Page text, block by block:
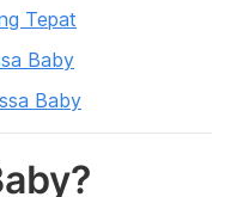
Tepat
Baby
Baby